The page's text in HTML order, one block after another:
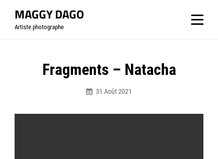
MAGGY DAGO
Artiste photographe
Fragments – Natacha
31 Août 2021
Navigation